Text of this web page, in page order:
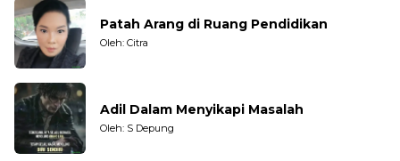
Patah Arang di Ruang Pendidikan
Oleh: Citra
Adil Dalam Menyikapi Masalah
Oleh: S Depung